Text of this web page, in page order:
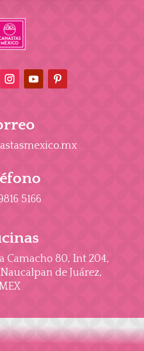
5166
Camacho 80, Int 204,
de Juárez,